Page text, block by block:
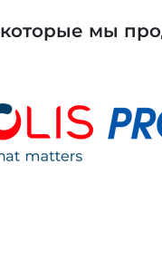
мы